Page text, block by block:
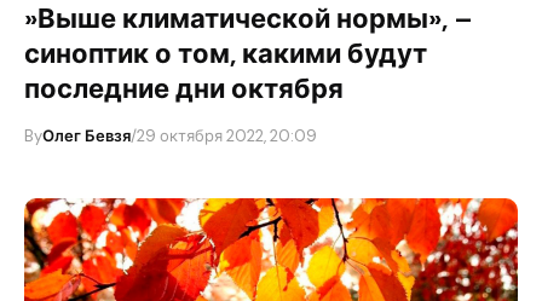
​»Выше климатической нормы», –
синоптик о том, какими будут
последние дни октября
ByОлег Бевзя/29 октября 2022, 20:09